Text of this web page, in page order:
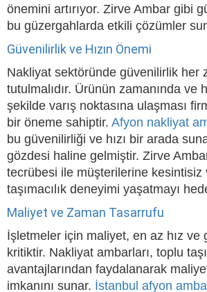
önemini artırıyor. Zirve Ambar gibi
bu güzergahlarda etkili çözümler
Güvenilirlik ve Hızın Önemi
Nakliyat sektöründe güvenilirlik her
tutulmalıdır. Ürünün zamanında ve
şekilde varış noktasına ulaşması
bir öneme sahiptir. Afyon nakliyat
bu güvenilirliği ve hızı bir arada
gözdesi haline gelmiştir. Zirve
tecrübesi ile müşterilerine kesintisiz
taşımacılık deneyimi yaşatmayı
Maliyet ve Zaman Tasarrufu
İşletmeler için maliyet, en az hız ve
kritiktir. Nakliyat ambarları, toplu
avantajlarından faydalanarak
imkanını sunar. İstanbul afyon